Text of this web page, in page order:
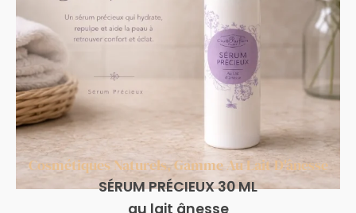
Cosmétiques Naturels,Gamme Au Lait D'ânesse
SÉRUM PRÉCIEUX 30 ML